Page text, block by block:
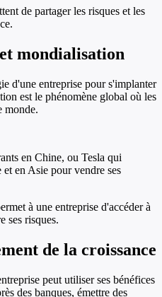
de partager les risques et les
mondialisation
d'une entreprise pour s'implanter
est le phénomène global où les
monde.
en Chine, ou Tesla qui
en Asie pour vendre ses
à une entreprise d'accéder à
ses risques.
de la croissance
peut utiliser ses bénéfices
des banques, émettre des